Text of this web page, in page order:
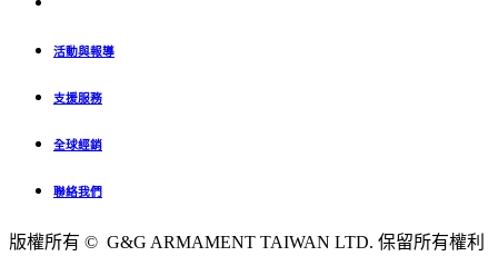
活動與報導
支援服務
全球經銷
聯絡我們
版權所有 © G&G ARMAMENT TAIWAN LTD. 保留所有權利